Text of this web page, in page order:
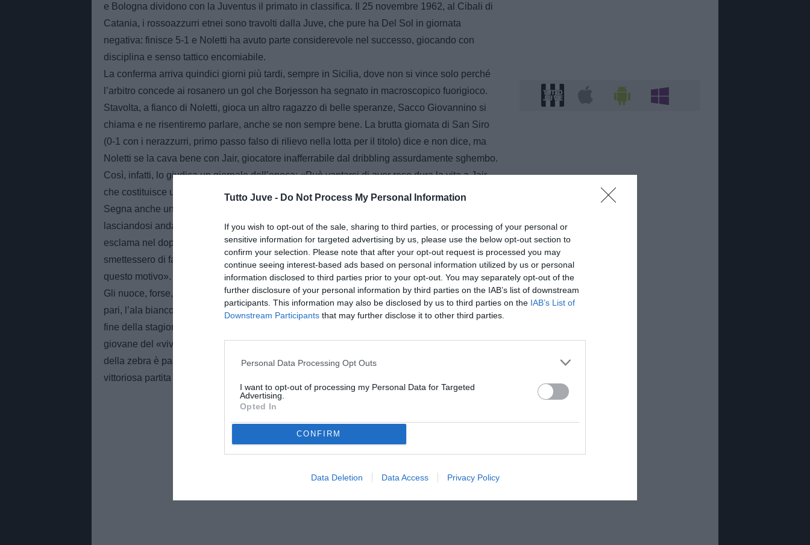
Tutto Juve - Do Not Process My Personal Information
If you wish to opt-out of the sale, sharing to third parties, or processing of your personal or
sensitive information for targeted advertising by us, please use the below opt-out section to
confirm your selection. Please note that after your opt-out request is processed you may
continue seeing interest-based ads based on personal information utilized by us or personal
information disclosed to third parties prior to your opt-out. You may separately opt-out of the
further disclosure of your personal information by third parties on the IAB’s list of downstream
participants. This information may also be disclosed by us to third parties on the IAB’s List of
Downstream Participants that may further disclose it to other third parties.
Personal Data Processing Opt Outs
I want to opt-out of processing my Personal Data for Targeted
Advertising.
Opted In
CONFIRM
Data Deletion Data Access Privacy Policy
e Bologna dividono con la Juventus il primato in classifica. Il 25 novembre 1962, al Cibali di
Catania, i rossoazzurri etnei sono travolti dalla Juve, che pure ha Del Sol in giornata
negativa: finisce 5-1 e Noletti ha avuto parte considerevole nel successo, giocando con
disciplina e senso tattico encomiabile.
La conferma arriva quindici giorni più tardi, sempre in Sicilia, dove non si vince solo perché
l’arbitro concede ai rosanero un gol che Borjesson ha segnato in macroscopico fuorigioco.
Stavolta, a fianco di Noletti, gioca un altro ragazzo di belle speranze, Sacco Giovannino si
chiama e ne risentiremo parlare, anche se non sempre bene. La brutta giornata di San Siro
(0-1 con i nerazzurri, primo passo falso di rilievo nella lotta per il titolo) dice e non dice, ma
Noletti se la cava bene con Jair, giocatore inafferrabile dal dribbling assurdamente sghembo.
Così, infatti, lo giudica un giornale dell’epoca: «Può vantarsi di aver reso dura la vita a Jair,
che costituisce una vera e propria impresa».
Segna anche un bel gol, nella vittoria casalinga contro il Genoa (2-0, il 20 gennaio ‘63),
lasciandosi andare a un piccolo sfogo: «Forse era proprio necessario che segnassi –
esclama nel dopo partita – perché qualcuno si accorgesse che c’ero anch’io, e perché
smettessero di farmi piovere addosso tante critiche. Sono particolarmente contento anche per
questo motivo».
Gli nuoce, forse, il fatto di essere alla Juventus soltanto a titolo di prestito (per un anno, alla
pari, l’ala bianconera Rossano al Milan e Noletti alla Juve), sicché, quando si approssima la
fine della stagione e lo scudetto è ormai all’Inter, gli capita di dover cedere il posto a qualche
giovane del «vivaio» da provare in vista di eventuali lanci. Comunque, il commiato dai tifosi
della zebra è pari al debutto, e cioè coronato da una prestazione più che buona nella
vittoriosa partita casalinga contro il Vicenza (2-0).